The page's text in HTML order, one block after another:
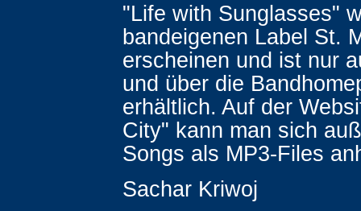
"Life with Sunglasses"
bandeigenen Label St.
erscheinen und ist nur
und über die
erhältlich. Auf der
City" kann man sich
Songs als MP3-Files
Sachar Kriwoj